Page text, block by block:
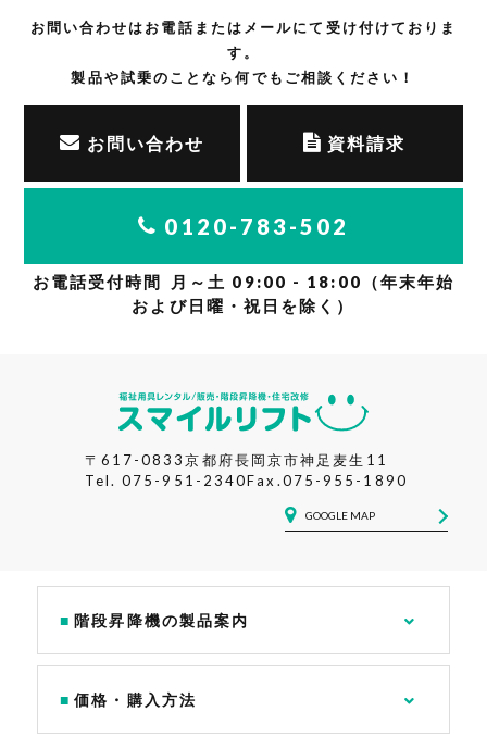
お問い合わせはお電話またはメールにて受け付けておりま
す。
製品や試乗のことなら何でもご相談ください！
お問い合わせ 資料請求
0120-783-502
お電話受付時間 月～土 09:00 - 18:00 （年末年始
および日曜・祝日を除く）
〒617-0833京都府長岡京市神足麦生11
Tel.075-951-2340Fax.075-955-1890
GOOGLE MAP
階段昇降機の製品案内
価格・購入方法